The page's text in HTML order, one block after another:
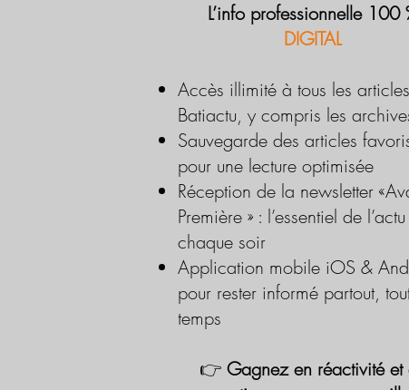
L’info professionnelle 100
DIGITAL
Accès illimité à tous les articles
Batiactu, y compris les
Sauvegarde des articles
pour une lecture optimisée
Réception de la newsletter
Première » : l’essentiel de l’actu
chaque soir
Application mobile iOS &
pour rester informé partout,
temps
👉 Gagnez en réactivité et